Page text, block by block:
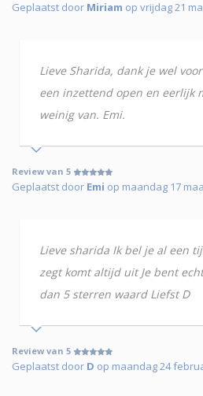
Geplaatst door Miriam op vrijdag 21
Lieve Sharida, dank je wel
een inzettend open en eerlijk
weinig van. Emi.
Review van 5
Geplaatst door Emi op maandag 17
Lieve sharida Ik bel je al een
zegt komt altijd uit Je bent
dan 5 sterren waard Liefst D
Review van 5
Geplaatst door D op maandag 24